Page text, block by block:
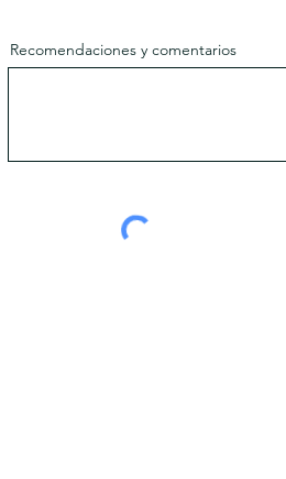
Recomendaciones y comentarios